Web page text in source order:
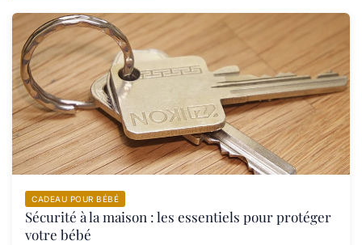
CADEAU POUR BÉBÉ
Sécurité à la maison : les essentiels pour protéger
votre bébé